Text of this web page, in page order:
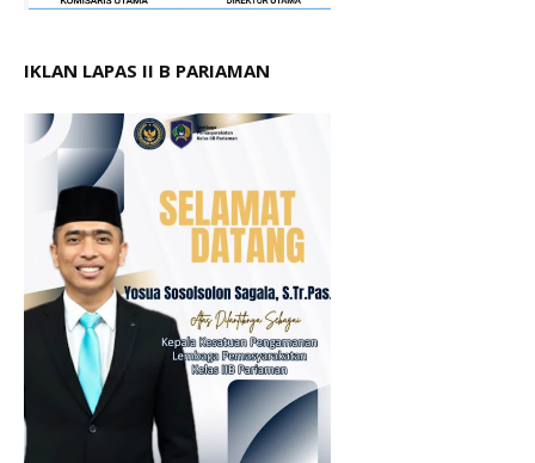
IKLAN LAPAS II B PARIAMAN